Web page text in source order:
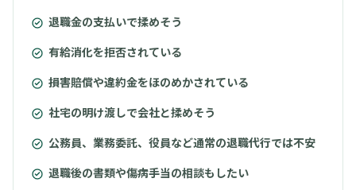
退職金の支払いで揉めそう
有給消化を拒否されている
損害賠償や違約金をほのめかされている
社宅の明け渡しで会社と揉めそう
公務員、業務委託、役員など通常の退職代行では不安
退職後の書類や傷病手当の相談もしたい